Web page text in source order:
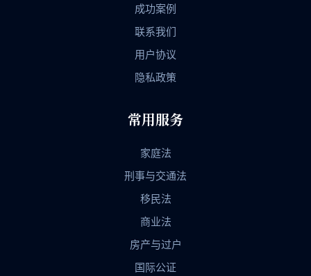
成功案例
联系我们
用户协议
隐私政策
常用服务
家庭法
刑事与交通法
移民法
商业法
房产与过户
国际公证